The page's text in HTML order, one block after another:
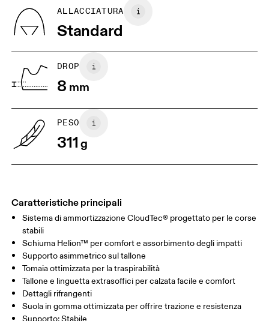
UK 6.5
US 7
Scorri in orizzontale per visualizzare la tabella
ALLACCIATURA
Standard
DROP
8 mm
PESO
311 g
Caratteristiche principali
Sistema di ammortizzazione CloudTec® progettato per le corse
stabili
Schiuma Helion™ per comfort e assorbimento degli impatti
Supporto asimmetrico sul tallone
Tomaia ottimizzata per la traspirabilità
Tallone e linguetta extrasoffici per calzata facile e comfort
Dettagli rifrangenti
Suola in gomma ottimizzata per offrire trazione e resistenza
Supporto: Stabile